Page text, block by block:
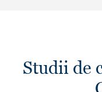
Studii de